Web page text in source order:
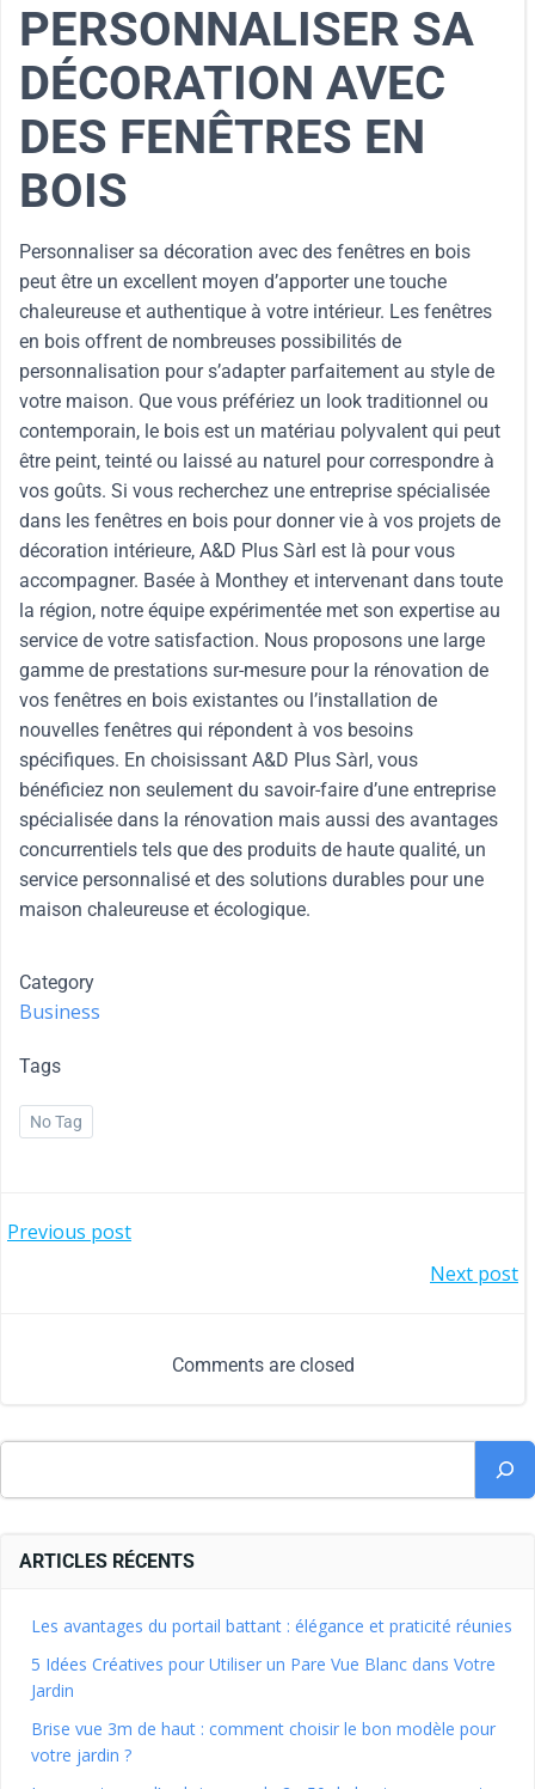
PERSONNALISER SA
DÉCORATION AVEC
DES FENÊTRES EN
BOIS
Personnaliser sa décoration avec des fenêtres en bois
peut être un excellent moyen d’apporter une touche
chaleureuse et authentique à votre intérieur. Les fenêtres
en bois offrent de nombreuses possibilités de
personnalisation pour s’adapter parfaitement au style de
votre maison. Que vous préfériez un look traditionnel ou
contemporain, le bois est un matériau polyvalent qui peut
être peint, teinté ou laissé au naturel pour correspondre à
vos goûts. Si vous recherchez une entreprise spécialisée
dans les fenêtres en bois pour donner vie à vos projets de
décoration intérieure, A&D Plus Sàrl est là pour vous
accompagner. Basée à Monthey et intervenant dans toute
la région, notre équipe expérimentée met son expertise au
service de votre satisfaction. Nous proposons une large
gamme de prestations sur-mesure pour la rénovation de
vos fenêtres en bois existantes ou l’installation de
nouvelles fenêtres qui répondent à vos besoins
spécifiques. En choisissant A&D Plus Sàrl, vous
bénéficiez non seulement du savoir-faire d’une entreprise
spécialisée dans la rénovation mais aussi des avantages
concurrentiels tels que des produits de haute qualité, un
service personnalisé et des solutions durables pour une
maison chaleureuse et écologique.
Category
Business
Tags
No Tag
Previous post
Next post
Comments are closed
ARTICLES RÉCENTS
Les avantages du portail battant : élégance et praticité réunies
5 Idées Créatives pour Utiliser un Pare Vue Blanc dans Votre
Jardin
Brise vue 3m de haut : comment choisir le bon modèle pour
votre jardin ?